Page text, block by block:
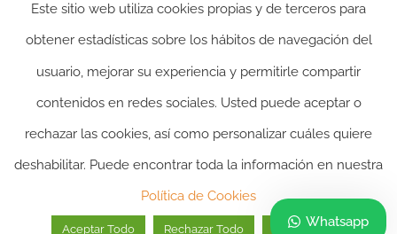
COOKIES|AVISO LEGAL
Este sitio web utiliza cookies propias y de terceros para
obtener estadísticas sobre los hábitos de navegación del
usuario, mejorar su experiencia y permitirle compartir
contenidos en redes sociales. Usted puede aceptar o
rechazar las cookies, así como personalizar cuáles quiere
deshabilitar. Puede encontrar toda la información en nuestra
Política de Cookies
Aceptar Todo Rechazar Todo Personalizar
Whatsapp